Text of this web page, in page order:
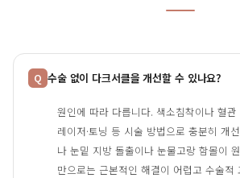
Q 수술 없이 다크서클을 개선할 수 있나요?
원인에 따라 다릅니다. 색소침착이나 혈
레이저·토닝 등 시술 방법으로 충분히 개
나 눈밑 지방 돌출이나 눈물고랑 함몰이
만으로는 근본적인 해결이 어렵고 수술적